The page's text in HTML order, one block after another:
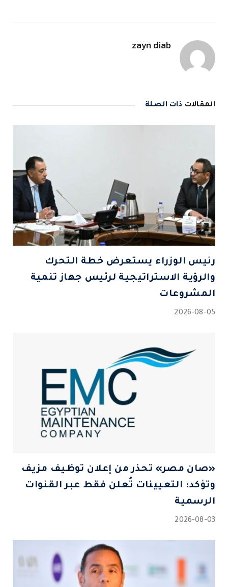
zayn diab
المقالات ذات الصلة
رئيس الوزراء يستعرض خطة التحرك
والرؤية الاستراتيجية لرئيس جهاز تنمية
المشروعات
2026-08-05
«صان مصر» تحذر من إعلان توظيف مزيف
وتؤكد: التعيينات تُعلن فقط عبر القنوات
الرسمية
2026-08-03